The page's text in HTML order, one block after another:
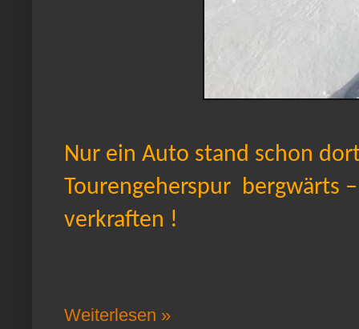
Nur ein Auto stand schon
Tourengeherspur bergwärts
verkraften !
Weiterlesen »